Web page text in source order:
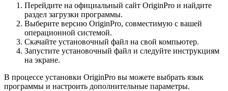
Перейдите на официальный сайт OriginPro и найдите
раздел загрузки программы.
Выберите версию OriginPro, совместимую с вашей
операционной системой.
Скачайте установочный файл на свой компьютер.
Запустите установочный файл и следуйте инструкциям
на экране.
В процессе установки OriginPro вы можете выбрать язык
программы и настроить дополнительные параметры.